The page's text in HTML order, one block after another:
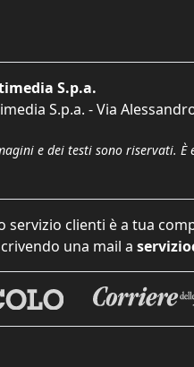
S.p.a.
S.p.a. - Via
e dei testi sono riservati. È
clienti è a tua
una mail a